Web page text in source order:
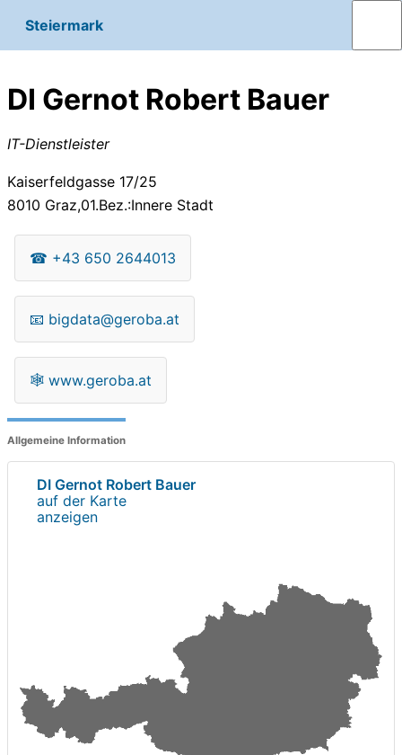
Steiermark
DI Gernot Robert Bauer
IT-Dienstleister
Kaiserfeldgasse 17/25
8010 Graz,01.Bez.:Innere Stadt
☎ +43 650 2644013
📧 bigdata@geroba.at
🕸 www.geroba.at
Allgemeine Information
DI Gernot Robert Bauer
auf der Karte
anzeigen